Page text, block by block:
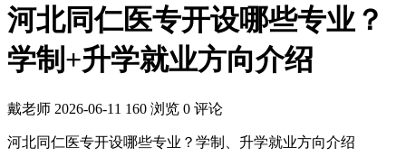
河北同仁医专开设哪些专业？
学制+升学就业方向介绍
戴老师 2026-06-11 160 浏览 0 评论
河北同仁医专开设哪些专业？学制、升学就业方向介绍